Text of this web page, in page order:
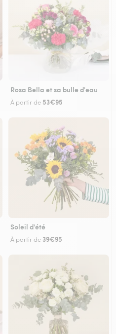
Rosa Bella et sa bulle d'eau
À partir de 53€95
Soleil d'été
À partir de 39€95